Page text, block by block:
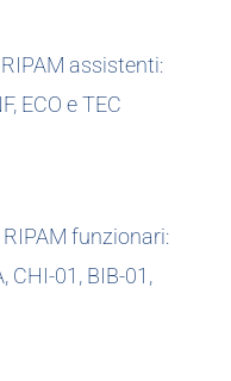
assistenti:
ECO e TEC
funzionari:
CHI-01, BIB-01,